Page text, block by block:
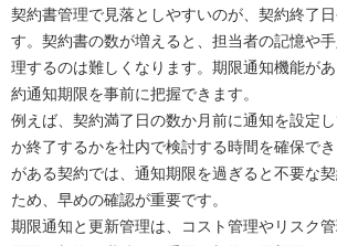
契約書管理で見落としやすいのが、契約終了
す。契約書の数が増えると、担当者の記憶や
理するのは難しくなります。期限通知機能が
約通知期限を事前に把握できます。
例えば、契約満了日の数か月前に通知を設定
か終了するかを社内で検討する時間を確保で
がある契約では、通知期限を過ぎると不要な
ため、早めの確認が重要です。
期限通知と更新管理は、コスト管理やリスク管